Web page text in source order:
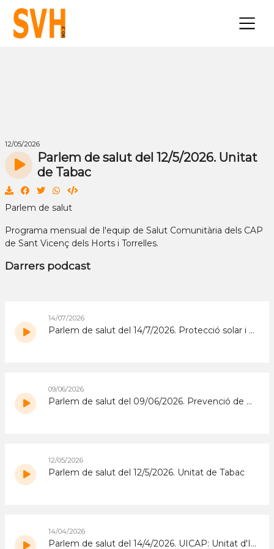
×
12/05/2026
Parlem de salut del 12/5/2026. Unitat
de Tabac
Parlem de salut
Programa mensual de l'equip de Salut Comunitària dels CAP
de Sant Vicenç dels Horts i Torrelles.
Darrers podcast
14/07/2026
Parlem de salut del 14/7/2026. Protecció solar i pells amb necessitats especials
09/06/2026
Parlem de salut del 09/06/2026. Prevenció de maltractaments a persones grans
12/05/2026
Parlem de salut del 12/5/2026. Unitat de Tabac
14/04/2026
Parlem de salut del 14/4/2026. UICAP: Unitat d'Insuficiència Cardíaca en Atenció Primària